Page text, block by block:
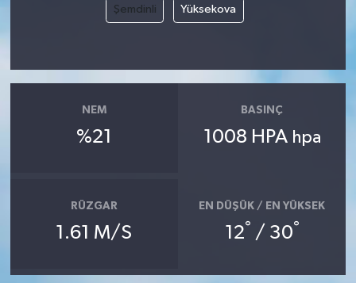
Şemdinli Yüksekova
NEM
%21
BASINÇ
1008 HPA hpa
RÜZGAR
1.61 M/S
EN DÜŞÜK / EN YÜKSEK
12° / 30°